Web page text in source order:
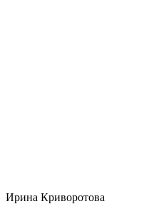
Ирина Криворотова